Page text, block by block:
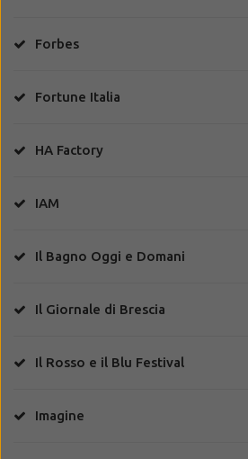
Forbes
Fortune Italia
HA Factory
IAM
Il Bagno Oggi e Domani
Il Giornale di Brescia
Il Rosso e il Blu Festival
Imagine